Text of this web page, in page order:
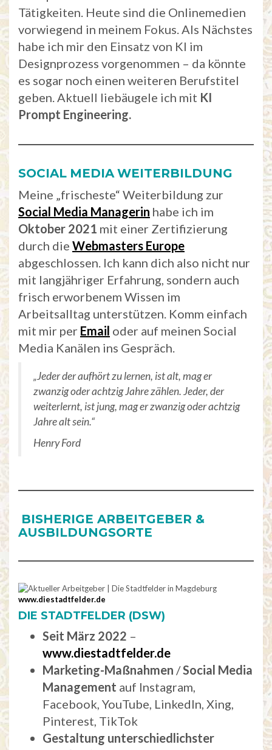
Tätigkeiten. Heute sind die Onlinemedien
vorwiegend in meinem Fokus. Als Nächstes
habe ich mir den Einsatz von KI im
Designprozess vorgenommen – da könnte
es sogar noch einen weiteren Berufstitel
geben. Aktuell liebäugele ich mit KI
Prompt Engineering.
SOCIAL MEDIA WEITERBILDUNG
Meine „frischeste“ Weiterbildung zur
Social Media Managerin habe ich im
Oktober 2021 mit einer Zertifizierung
durch die Webmasters Europe
abgeschlossen. Ich kann dich also nicht nur
mit langjähriger Erfahrung, sondern auch
frisch erworbenem Wissen im
Arbeitsalltag unterstützen. Komm einfach
mit mir per Email oder auf meinen Social
Media Kanälen ins Gespräch.
„Jeder der aufhört zu lernen, ist alt, mag er
zwanzig oder achtzig Jahre zählen. Jeder, der
weiterlernt, ist jung, mag er zwanzig oder achtzig
Jahre alt sein.“
Henry Ford
BISHERIGE ARBEITGEBER &
AUSBILDUNGSORTE
www.diestadtfelder.de
DIE STADTFELDER (DSW)
Seit März 2022 –
www.diestadtfelder.de
Marketing-Maßnahmen /Social Media
Management auf Instagram,
Facebook, YouTube, LinkedIn, Xing,
Pinterest, TikTok
Gestaltung unterschiedlichster